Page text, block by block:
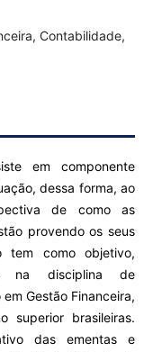
Contabilidade,
em componente
dessa forma, ao
de como as
provendo os seus
tem como objetivo,
na disciplina de
Gestão Financeira,
superior brasileiras.
das ementas e